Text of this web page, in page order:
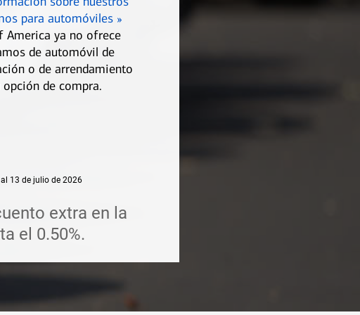
para automóviles »
America ya no ofrece
de automóvil de
o de arrendamiento
opción de compra.
al 13 de julio de 2026
extra en la
el 0.50%.